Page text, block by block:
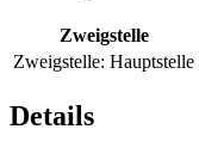
Zweigstelle
Zweigstelle: Hauptstelle
Details